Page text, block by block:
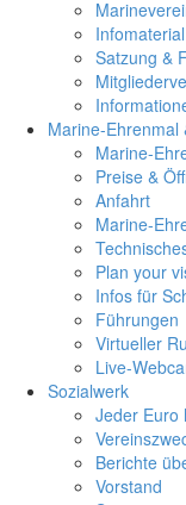
Satzung &
Marine-Ehrenmal
Marine-
Preise &
Anfahrt
Marine-
Plan your
Infos für
Führungen
Virtueller
Live-
Sozialwerk
Jeder Euro
Berichte
Vorstand